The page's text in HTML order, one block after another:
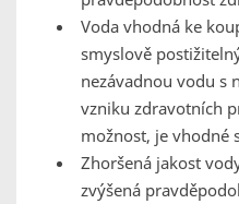
Voda vhodná ke
smyslově
nezávadnou vodu s
vzniku zdravotních
možnost, je vhodné
Zhoršená jakost
zvýšená